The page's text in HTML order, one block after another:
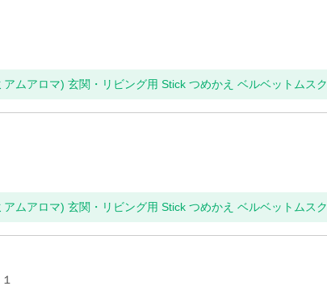
ムアロマ) 玄関・リビング用 Stick つめかえ ベルベットムスク
ムアロマ) 玄関・リビング用 Stick つめかえ ベルベットムスク